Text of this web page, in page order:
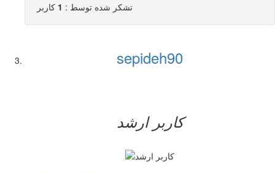
تشکر شده توسط : 1 کاربر
sepideh90
کاربر ارشد